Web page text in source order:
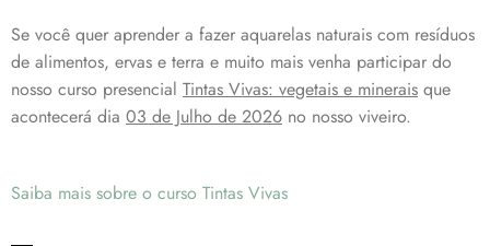
Se você quer aprender a fazer aquarelas naturais com resíduos
de alimentos, ervas e terra e muito mais venha participar do
nosso curso presencial Tintas Vivas: vegetais e minerais que
acontecerá dia 03 de Julho de 2026 no nosso viveiro.
Saiba mais sobre o curso Tintas Vivas